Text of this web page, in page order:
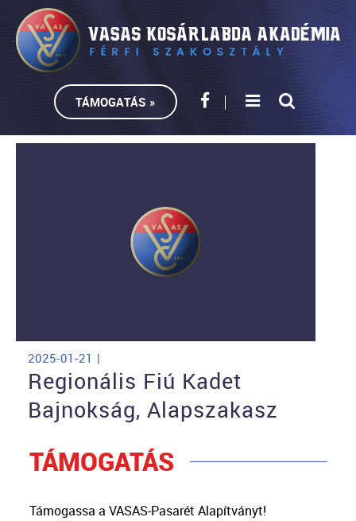
TÁMOGATÁS »
2025-01-21 |
Regionális Fiú Kadet
Bajnokság, Alapszakasz
TÁMOGATÁS
Támogassa a VASAS-Pasarét Alapítványt!